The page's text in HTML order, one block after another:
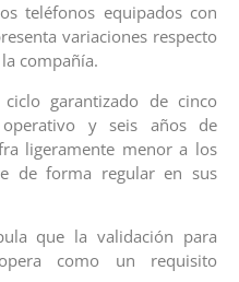
teléfonos equipados con
variaciones respecto
compañía.
garantizado de cinco
operativo y seis años de
ligeramente menor a los
de forma regular en sus
que la validación para
como un requisito